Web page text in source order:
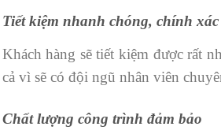
Tiết kiệm nhanh chóng, chính xác
Khách hàng sẽ tiết kiệm được rất
cả vì sẽ có đội ngũ nhân viên
Chất lượng công trình đảm bảo